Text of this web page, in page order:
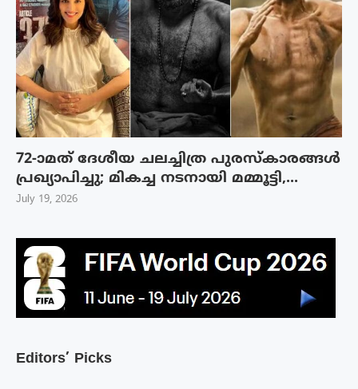
Editors’ Picks
72-ാമത് ദേശീയ ചലച്ചിത്ര പുരസ്‌കാരങ്ങള്‍
പ്രഖ്യാപിച്ചു; മികച്ച നടനായി മമ്മൂട്ടി,...
July 19, 2026